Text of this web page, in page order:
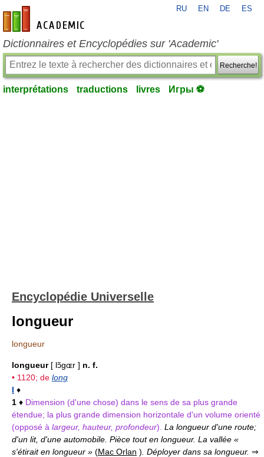
fr-academic.com
RU EN DE ES
Dictionnaires et Encyclopédies sur 'Academic'
Recherche!
interprétations traductions livres Игры ⚽
Encyclopédie Universelle
longueur
longueur
longueur[ lɔ̃gɶr ] n. f.
• 1120; de long
I ♦
1 ♦ Dimension (d'une chose) dans le sens de sa plus grande
étendue; la plus grande dimension horizontale d'un volume orienté
(opposé à largeur, hauteur, profondeur). La longueur d'une route;
d'un lit, d'une automobile. Pièce tout en longueur. La vallée «
s'étirait en longueur » (Mac Orlan ) . Déployer dans sa longueur. ⇒